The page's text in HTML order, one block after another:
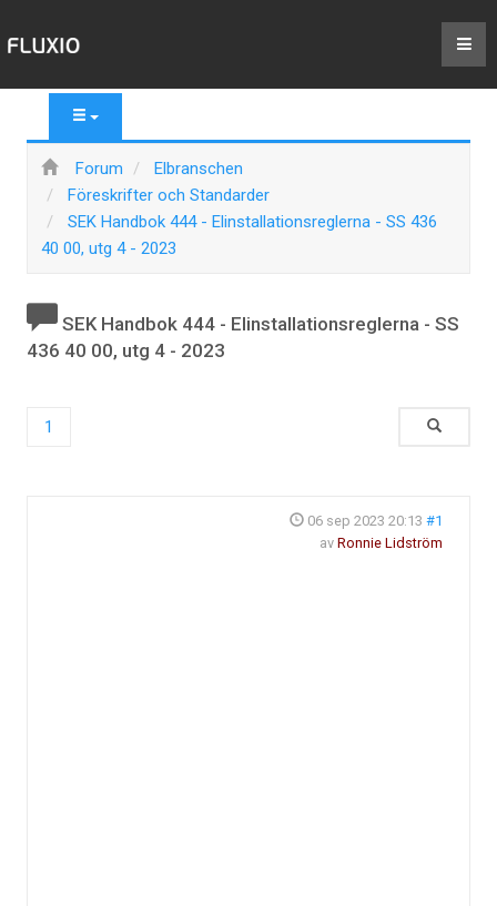
Forum
Elbranschen
Föreskrifter och Standarder
SEK Handbok 444 - Elinstallationsreglerna - SS 436
40 00, utg 4 - 2023
SEK Handbok 444 - Elinstallationsreglerna - SS
436 40 00, utg 4 - 2023
1
06 sep 2023 20:13 #1
av Ronnie Lidström